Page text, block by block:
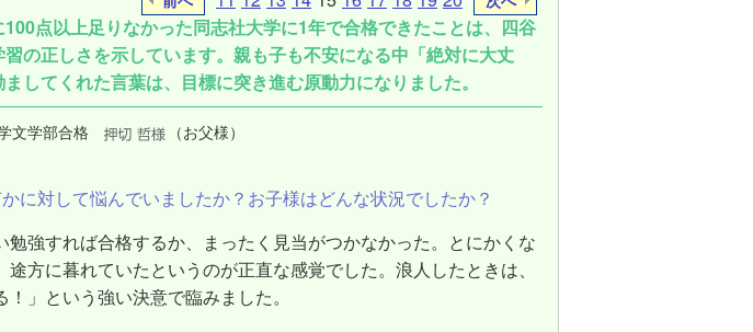
点以上足りなかった同志社大学に1年で合格できたことは、四谷
の正しさを示しています。親も子も不安になる中「絶対に大丈
してくれた言葉は、目標に突き進む原動力になりました。
文学部合格 （お父様）
に対して悩んでいましたか？お子様はどんな状況でしたか？
強すれば合格するか、まったく見当がつかなかった。とにかくな
方に暮れていたというのが正直な感覚でした。浪人したときは、
」という強い決意で臨みました。